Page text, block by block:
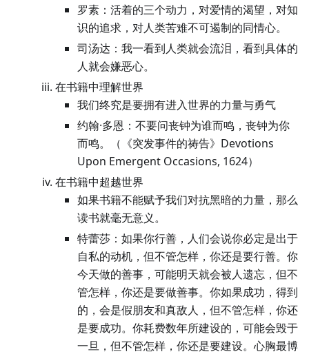
罗素：活着的三个动力，对爱情的渴望，对知
识的追求，对人类苦难不可遏制的同情心。
司汤达：我一看到人类就会流泪，看到具体的
人就会嫌恶心。
在书籍中理解世界
我们终究是要拥有进入世界的力量与勇气
约翰·多恩：不要问丧钟为谁而鸣，丧钟为你
而鸣。（《突发事件的祷告》Devotions
Upon Emergent Occasions, 1624）
在书籍中超越世界
如果书籍不能赋予我们对抗黑暗的力量，那么
读书就毫无意义。
特蕾莎：如果你行善，人们会说你必定是出于
自私的动机，但不管怎样，你还是要行善。你
今天做的善事，可能明天就会被人遗忘，但不
管怎样，你还是要做善事。你如果成功，得到
的，会是假朋友和真敌人，但不管怎样，你还
是要成功。你耗费数年所建设的，可能会毁于
一旦，但不管怎样，你还是要建设。心胸最博